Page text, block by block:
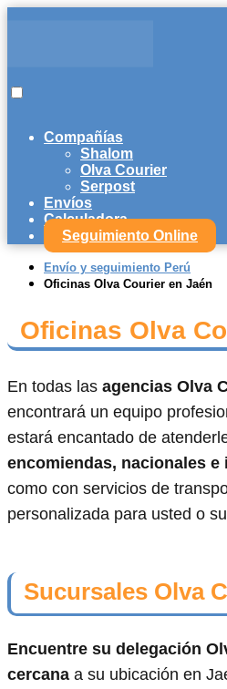
Compañías
Shalom
Olva Courier
Serpost
Envíos
Calculadora
Seguimiento Online
Envío y seguimiento Perú
Oficinas Olva Courier en Jaén
Oficinas Olva
En todas las agencias Olva
encontrará un equipo
estará encantado de
encomiendas, nacionales e
como con servicios de
personalizada para usted o
Sucursales Olva
Encuentre su delegación
cercana a su ubicación en